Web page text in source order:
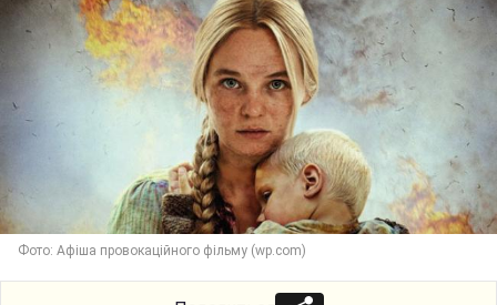
Фото: Афіша провокаційного фільму (wp.com)